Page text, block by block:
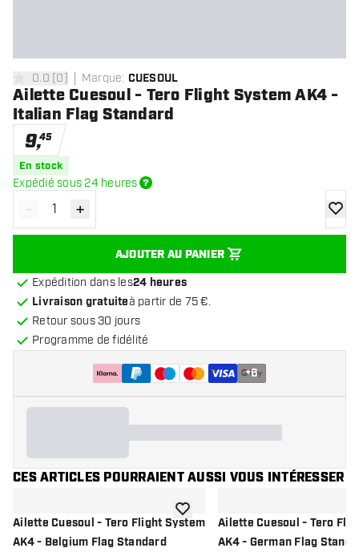
0 étoiles de notation
0.0 [0] Marque: CUESOUL
Ailette Cuesoul - Tero Flight System AK4 -
Italian Flag Standard
9,45
En stock
Expédié sous 24 heures
Diminuer la quantité
- Augmenter la quantité
+
AJOUTER AU PANIER
Expédition dans les24 heures
Livraison gratuiteà partir de 75 €.
Retour sous 30 jours
Programme de fidélité
+6
CES ARTICLES POURRAIENT AUSSI VOUS INTÉRESSER
Ailette Cuesoul - Tero Flight System
AK4 - Belgium Flag Standard
ajouter à la liste de souhaits
Ailette Cuesoul - Tero
AK4 - German Flag